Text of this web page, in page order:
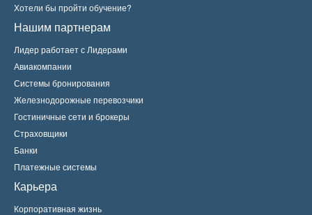
Хотели бы пройти обучение?
Нашим партнерам
Лидер работает с Лидерами
Авиакомпании
Системы бронирования
Железнодорожные перевозчики
Гостиничные сети и брокеры
Страховщики
Банки
Платежные системы
Карьера
Корпоративная жизнь